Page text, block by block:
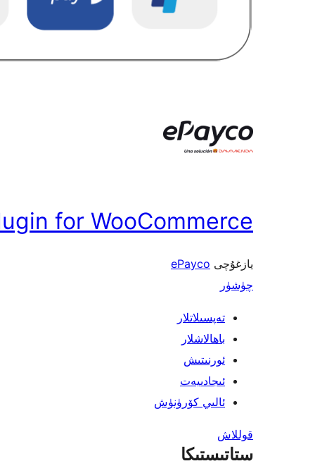
for WooCommerce
يازغۇچى ePayco
چۈشۈر
تەپسىلاتلار
باھالاشلار
ئورنىتىش
ئىجادىيەت
ئالىي كۆرۈنۈش
قوللاش
ستاتىستىكا